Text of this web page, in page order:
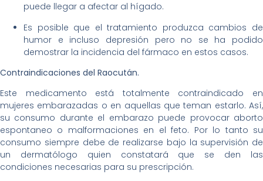
puede llegar a afectar al hígado.
Es posible que el tratamiento produzca cambios de
humor e incluso depresión pero no se ha podido
demostrar la incidencia del fármaco en estos casos.
Contraindicaciones del Raocután.
Este medicamento está totalmente contraindicado en
mujeres embarazadas o en aquellas que teman estarlo. Así,
su consumo durante el embarazo puede provocar aborto
espontaneo o malformaciones en el feto. Por lo tanto su
consumo siempre debe de realizarse bajo la supervisión de
un dermatólogo quien constatará que se den las
condiciones necesarias para su prescripción.